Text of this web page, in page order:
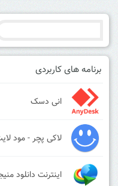
برنامه های کاربردی
انی دسک
لاکی پچر - مود
اینترنت دانلود